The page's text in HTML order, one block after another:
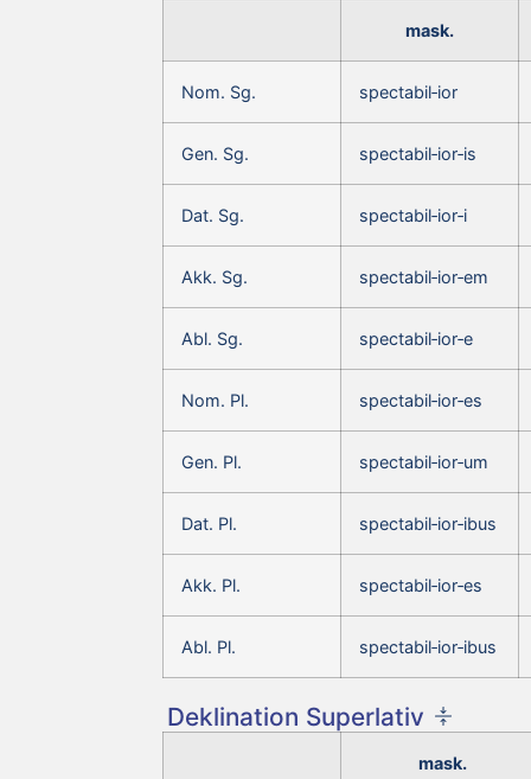
mask.
Nom. Sg. spectabil‑ior
Gen. Sg. spectabil‑ior‑is
Dat. Sg. spectabil‑ior‑i
Akk. Sg. spectabil‑ior‑em
Abl. Sg. spectabil‑ior‑e
Nom. Pl. spectabil‑ior‑es
Gen. Pl. spectabil‑ior‑um
Dat. Pl. spectabil‑ior‑ibus
Akk. Pl. spectabil‑ior‑es
Abl. Pl. spectabil‑ior‑ibus
Deklination Superlativ
mask.